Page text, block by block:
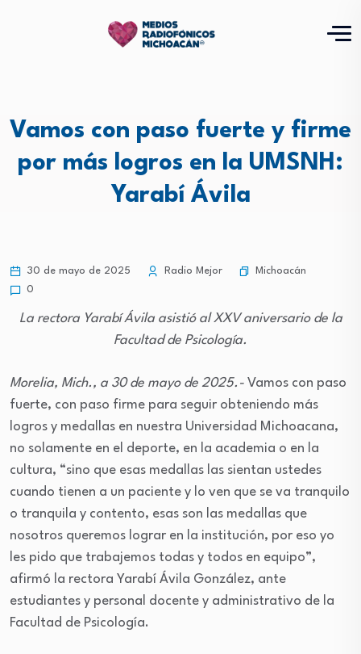
Vamos con paso fuerte y firme
por más logros en la UMSNH:
Yarabí Ávila
30 de mayo de 2025 Radio Mejor
Michoacán
0
La rectora Yarabí Ávila asistió al XXV aniversario de la
Facultad de Psicología.
Morelia, Mich., a 30 de mayo de 2025.- Vamos con paso
fuerte, con paso firme para seguir obteniendo más
logros y medallas en nuestra Universidad Michoacana,
no solamente en el deporte, en la academia o en la
cultura, “sino que esas medallas las sientan ustedes
cuando tienen a un paciente y lo ven que se va tranquilo
o tranquila y contento, esas son las medallas que
nosotros queremos lograr en la institución, por eso yo
les pido que trabajemos todas y todos en equipo”,
afirmó la rectora Yarabí Ávila González, ante
estudiantes y personal docente y administrativo de la
Facultad de Psicología.